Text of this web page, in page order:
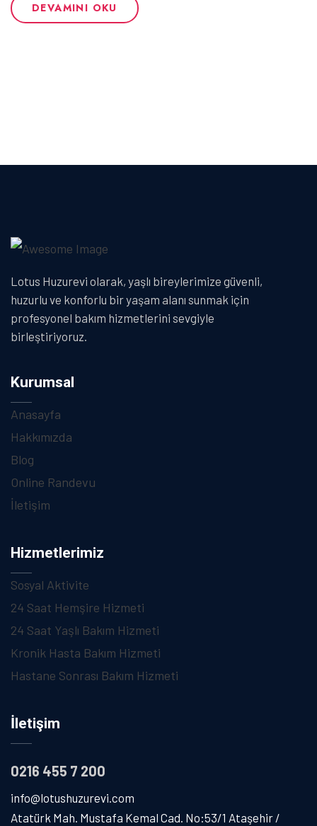
DEVAMINI OKU
Lotus Huzurevi olarak, yaşlı bireylerimize güvenli,
huzurlu ve konforlu bir yaşam alanı sunmak için
profesyonel bakım hizmetlerini sevgiyle
birleştiriyoruz.
Kurumsal
Anasayfa
Hakkımızda
Blog
Online Randevu
İletişim
Hizmetlerimiz
Sosyal Aktivite
24 Saat Hemşire Hizmeti
24 Saat Yaşlı Bakım Hizmeti
Kronik Hasta Bakım Hizmeti
Hastane Sonrası Bakım Hizmeti
İletişim
0216 455 7 200
info@lotushuzurevi.com
Atatürk Mah. Mustafa Kemal Cad. No:53/1 Ataşehir /